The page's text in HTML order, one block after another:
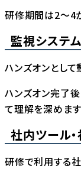
研修期間は2〜4
監視システ
ハンズオンとし
ハンズオン完了
て理解を深めます
社内ツール
研修で利用する